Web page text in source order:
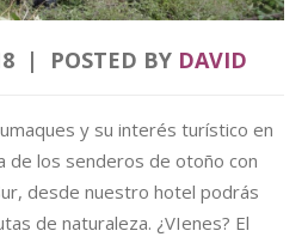
POSTED BY DAVID
y su interés turístico en
de los senderos de otoño con
desde nuestro hotel podrás
de naturaleza. ¿VIenes? El